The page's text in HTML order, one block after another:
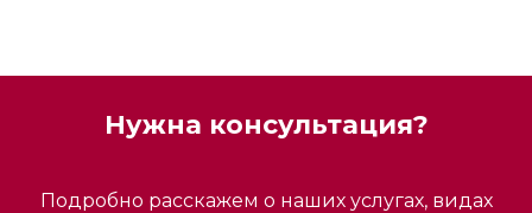
Нужна консультация?
Подробно расскажем о наших услугах, видах